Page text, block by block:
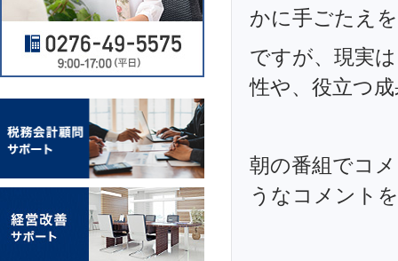
かに手ごたえ
ですが、現実
性や、役立つ
朝の番組でコ
うなコメント